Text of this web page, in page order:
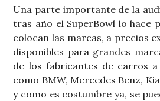
Una parte importante de la
tras año el SuperBowl lo hace
colocan las marcas, a precios
disponibles para grandes
de los fabricantes de carros a
como BMW, Mercedes Benz,
y como es costumbre ya, se